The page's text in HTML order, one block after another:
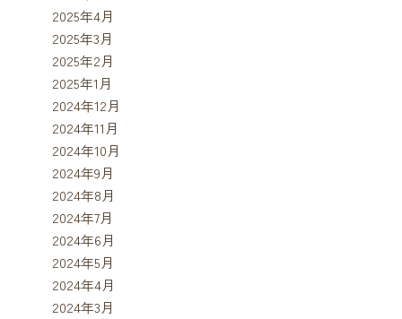
2025年4月
2025年3月
2025年2月
2025年1月
2024年12月
2024年11月
2024年10月
2024年9月
2024年8月
2024年7月
2024年6月
2024年5月
2024年4月
2024年3月